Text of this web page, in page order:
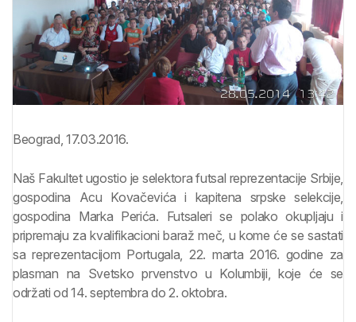
Beograd, 17.03.2016.
Naš Fakultet ugostio je selektora futsal reprezentacije Srbije,
gospodina Acu Kovačevića i kapitena srpske selekcije,
gospodina Marka Perića. Futsaleri se polako okupljaju i
pripremaju za kvalifikacioni baraž meč, u kome će se sastati
sa reprezentacijom Portugala, 22. marta 2016. godine za
plasman na Svetsko prvenstvo u Kolumbiji, koje će se
održati od 14. septembra do 2. oktobra.